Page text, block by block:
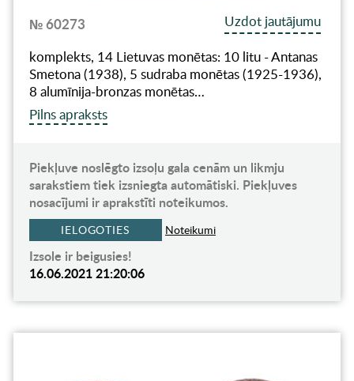
№ 60273
Uzdot jautājumu
komplekts, 14 Lietuvas monētas: 10 litu - Antanas
Smetona (1938), 5 sudraba monētas (1925-1936),
8 alumīnija-bronzas monētas…
Pilns apraksts
Piekļuve noslēgto izsoļu gala cenām un likmju
sarakstiem tiek izsniegta automātiski. Piekļuves
nosacījumi ir aprakstīti noteikumos.
IELOGOTIES Noteikumi
Izsole ir beigusies!
16.06.2021 21:20:06